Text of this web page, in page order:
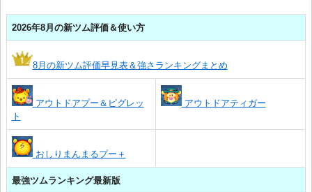
2026年8月の新ツム評価＆使い方
8月の新ツム評価早見表＆強さランキングまとめ
アウトドアプー＆ピグレッ
ト
アウトドアティガー
おしりまんまるプー＋
最強ツムランキング最新版